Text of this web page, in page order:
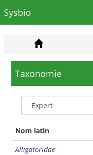
Sysbio
Taxonomie
Nom latin
Alligatoridae